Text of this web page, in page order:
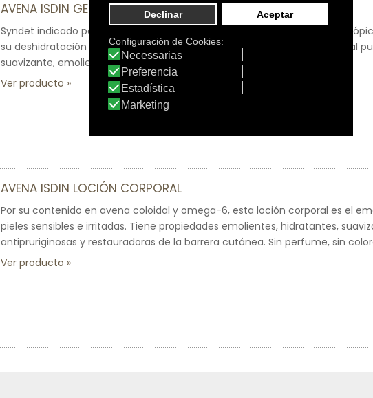
AVENA ISDIN GEL DE BAÑO PROTECTOR
Syndet indicado para la higiene diaria de las pieles sensibles, irritadas y
su deshidratación y la aparición de problemas irritativos. La avena coloidal
suavizante, emoliente, protectora y antipruriginosa.
Ver producto
AVENA ISDIN LOCIÓN CORPORAL
Por su contenido en avena coloidal y omega-6, esta loción corporal es el
pieles sensibles e irritadas. Tiene propiedades emolientes, hidratantes,
antipruriginosas y restauradoras de la barrera cutánea. Sin perfume, sin
Ver producto